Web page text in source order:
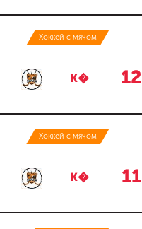
Хоккей с мячом
К� 12
Хоккей с мячом
К� 11